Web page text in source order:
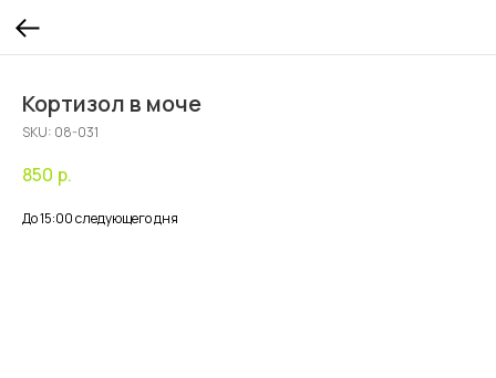
Кортизол в моче
SKU: 08-031
850 р.
До 15:00 следующего дня